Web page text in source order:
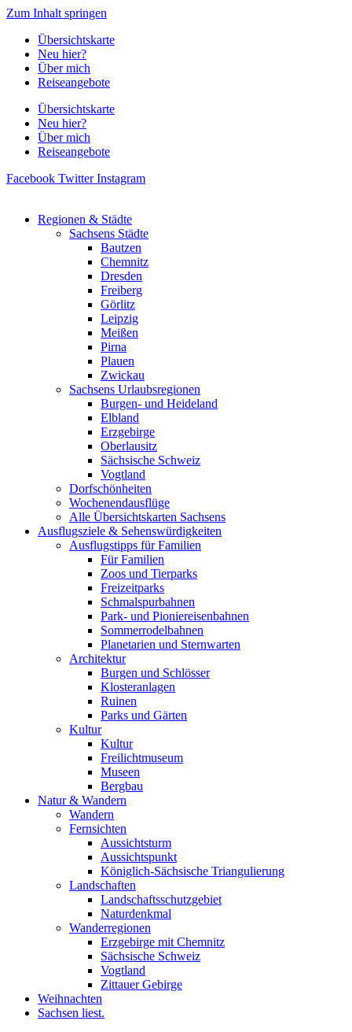
Zum Inhalt springen
Übersichtskarte
Neu hier?
Über mich
Reiseangebote
Übersichtskarte
Neu hier?
Über mich
Reiseangebote
Facebook Twitter Instagram
Regionen & Städte
Sachsens Städte
Bautzen
Chemnitz
Dresden
Freiberg
Görlitz
Leipzig
Meißen
Pirna
Plauen
Zwickau
Sachsens Urlaubsregionen
Burgen- und Heideland
Elbland
Erzgebirge
Oberlausitz
Sächsische Schweiz
Vogtland
Dorfschönheiten
Wochenendausflüge
Alle Übersichtskarten Sachsens
Ausflugsziele & Sehenswürdigkeiten
Ausflugstipps für Familien
Für Familien
Zoos und Tierparks
Freizeitparks
Schmalspurbahnen
Park- und Pioniereisenbahnen
Sommerrodelbahnen
Planetarien und Sternwarten
Architektur
Burgen und Schlösser
Klosteranlagen
Ruinen
Parks und Gärten
Kultur
Kultur
Freilichtmuseum
Museen
Bergbau
Natur & Wandern
Wandern
Fernsichten
Aussichtsturm
Aussichtspunkt
Königlich-Sächsische Triangulierung
Landschaften
Landschaftsschutzgebiet
Naturdenkmal
Wanderregionen
Erzgebirge mit Chemnitz
Sächsische Schweiz
Vogtland
Zittauer Gebirge
Weihnachten
Sachsen liest.